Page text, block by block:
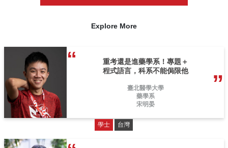
Explore More
重考還是進藥學系！專題＋
程式語言，科系不能侷限他
臺北醫學大學
藥學系
宋明晏
學士 台灣